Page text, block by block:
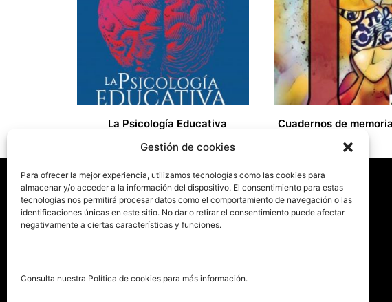
Gestión de cookies
Para ofrecer la mejor experiencia, utilizamos tecnologías como las cookies para
almacenar y/o acceder a la información del dispositivo. El consentimiento para estas
tecnologías nos permitirá procesar datos como el comportamiento de navegación o las
identificaciones únicas en este sitio. No dar o retirar el consentimiento puede afectar
negativamente a ciertas características y funciones.
Consulta nuestra Política de cookies para más información.
La Psicología Educativa
pionero de autoedición
La editorial